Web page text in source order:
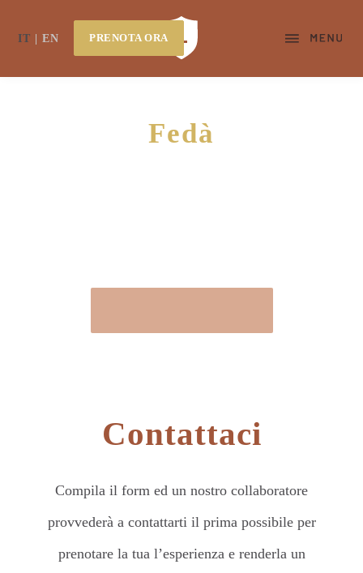
IT EN PRENOTA ORA
Fedà
Contattaci
Compila il form ed un nostro collaboratore
provvederà a contattarti il prima possibile per
prenotare la tua l’esperienza e renderla un